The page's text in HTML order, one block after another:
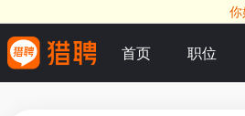
你
首页 职位